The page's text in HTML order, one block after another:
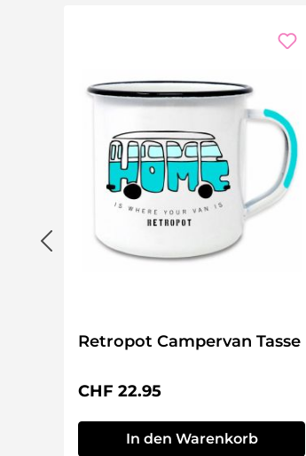
Retropot Campervan Tasse
Regulärer Preis:
CHF 22.95
In den Warenkorb